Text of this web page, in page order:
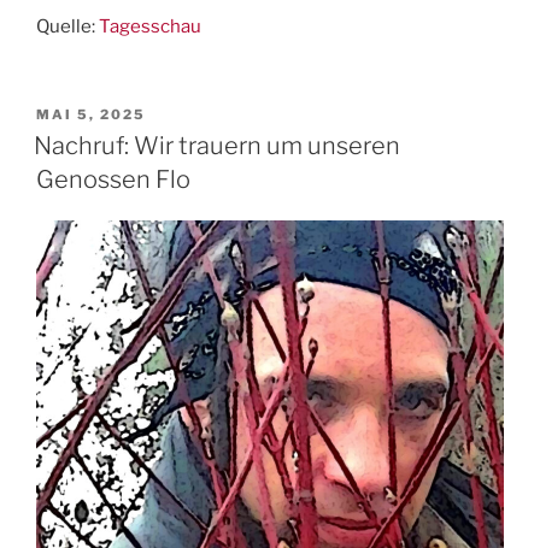
Quelle:Tagesschau
VERÖFFENTLICHT
AM
MAI 5, 2025
Nachruf: Wir trauern um unseren
Genossen Flo